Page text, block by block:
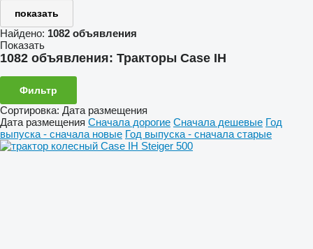
показать
Найдено: 1082 объявления
Показать
1082 объявления: Тракторы Case IH
Фильтр
Сортировка: Дата размещения
Дата размещения Сначала дорогие Сначала дешевые Год
выпуска - сначала новые Год выпуска - сначала старые